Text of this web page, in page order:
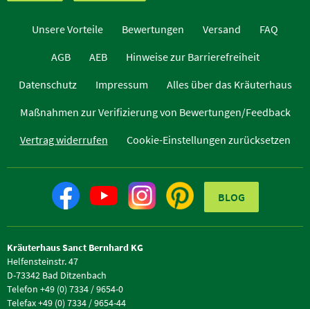
Unsere Vorteile Bewertungen Versand
FAQ
AGB
AEB
Hinweise zur Barrierefreiheit
Datenschutz
Impressum
Alles über das Kräuterhaus
Maßnahmen zur Verifizierung von Bewertungen/Feedback
Vertrag widerrufen
Cookie-Einstellungen zurücksetzen
BLOG
Kräuterhaus Sanct Bernhard KG
Helfensteinstr. 47
D-73342 Bad Ditzenbach
Telefon +49 (0) 7334 / 9654-0
Telefax +49 (0) 7334 / 9654-44